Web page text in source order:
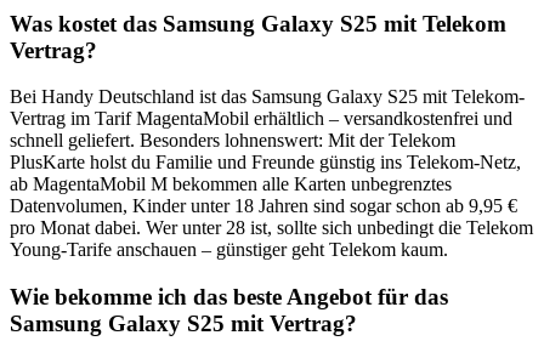
Was kostet das Samsung Galaxy S25 mit Telekom
Vertrag?
Bei Handy Deutschland ist das Samsung Galaxy S25 mit Telekom-
Vertrag im Tarif MagentaMobil erhältlich – versandkostenfrei und
schnell geliefert. Besonders lohnenswert: Mit der Telekom
PlusKarte holst du Familie und Freunde günstig ins Telekom-Netz,
ab MagentaMobil M bekommen alle Karten unbegrenztes
Datenvolumen, Kinder unter 18 Jahren sind sogar schon ab 9,95 €
pro Monat dabei. Wer unter 28 ist, sollte sich unbedingt die Telekom
Young-Tarife anschauen – günstiger geht Telekom kaum.
Wie bekomme ich das beste Angebot für das
Samsung Galaxy S25 mit Vertrag?